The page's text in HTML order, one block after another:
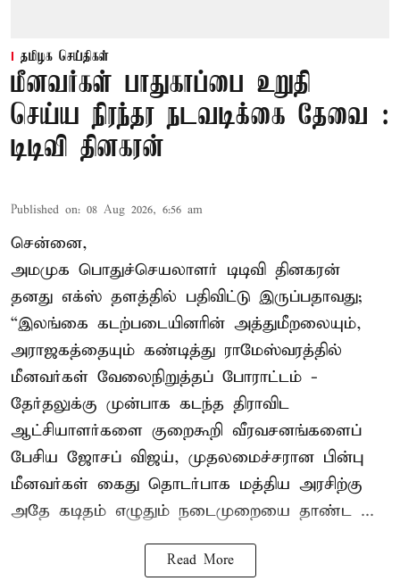
தமிழக செய்திகள்
மீனவர்கள் பாதுகாப்பை உறுதி
செய்ய நிரந்தர நடவடிக்கை தேவை :
டிடிவி தினகரன்
Published on: 08 Aug 2026, 6:56 am
சென்னை,
அமமுக பொதுச்செயலாளர் டிடிவி தினகரன்
தனது எக்ஸ் தளத்தில் பதிவிட்டு இருப்பதாவது;
“இலங்கை கடற்படையினரின் அத்துமீறலையும்,
அராஜகத்தையும் கண்டித்து ராமேஸ்வரத்தில்
மீனவர்கள் வேலைநிறுத்தப் போராட்டம் -
தேர்தலுக்கு முன்பாக கடந்த திராவிட
ஆட்சியாளர்களை குறைகூறி வீரவசனங்களைப்
பேசிய ஜோசப் விஜய், முதலமைச்சரான பின்பு
மீனவர்கள் கைது தொடர்பாக மத்திய அரசிற்கு
அதே கடிதம் எழுதும் நடைமுறையை தாண்ட ...
Read More